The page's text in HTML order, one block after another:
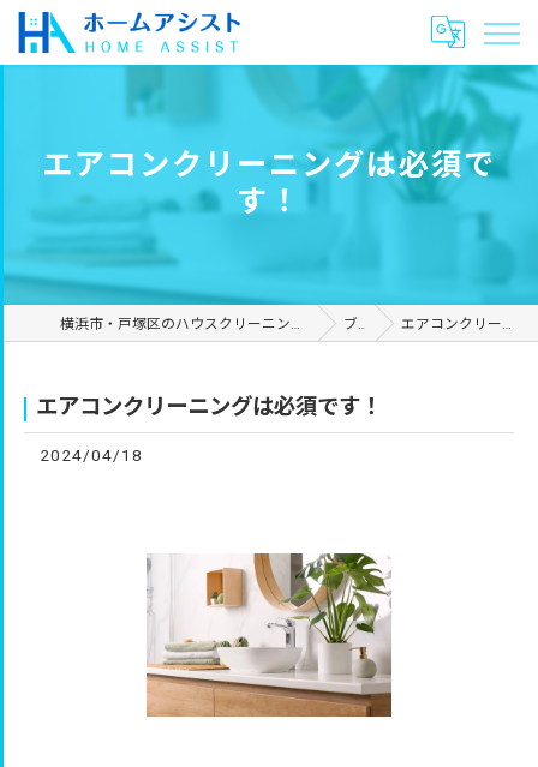
エアコンクリーニングは必須で
す！
横浜市・戸塚区のハウスクリーニングやリフォームは合同会社ホームアシスト ブログ エアコンクリーニングは必須です！
エアコンクリーニングは必須です！
2024/04/18